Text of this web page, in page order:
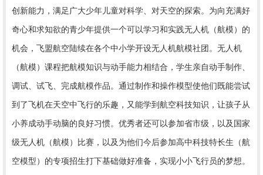
创新能力，满足广大少年儿童对科学、对天空的探索。为向充满好
奇心和求知欲的青少年提供一个可以学习和实践无人机（航模）的
机会，飞盟航空陆续在各个中小学开设无人机航模社团。无人机
（航模）课程把航模知识与动手能力相结合，学生亲自动手制作、
调试、试飞、完成航模作品。通过制作和操作模型使他们既能尝试
到了飞机在天空中飞行的乐趣，又能学到航空科技知识，让孩子从
小养成动手动脑的良好习惯。优秀者还可以参加省市级，以及国家
级无人机（航模）比赛，以及为他们今后参加高中科技特长生（航
空模型）的专项招生打下基础做好准备，实现小小飞行员的梦想。